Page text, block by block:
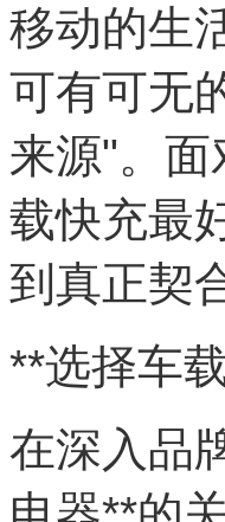
移动的生
可有可无
来源"。
载快充最
到真正契
**选择车
在深入品